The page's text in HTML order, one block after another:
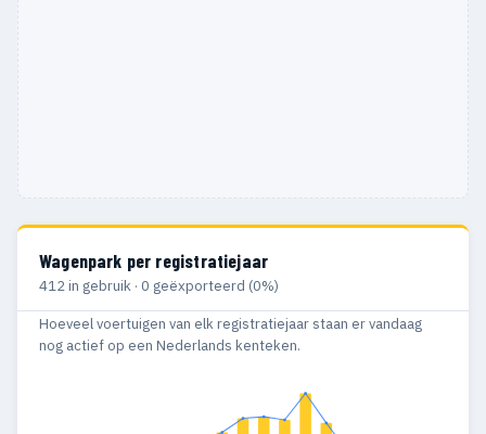
Wagenpark per registratiejaar
412 in gebruik · 0 geëxporteerd (0%)
Hoeveel voertuigen van elk registratiejaar staan er vandaag
nog actief op een Nederlands kenteken.